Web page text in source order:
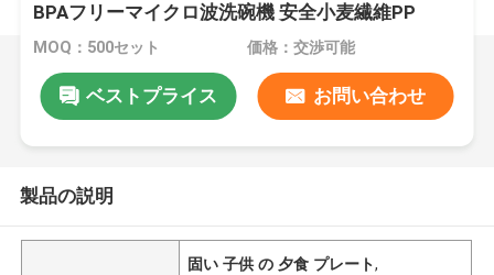
BPAフリーマイクロ波洗碗機 安全小麦繊維PP
MOQ：500セット 価格：交渉可能
ベストプライス お問い合わせ
製品の説明
固い 子供 の 夕食 プレート,